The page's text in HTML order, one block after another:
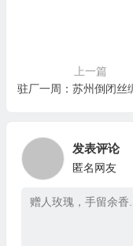
上一篇
发表评论
匿名网友